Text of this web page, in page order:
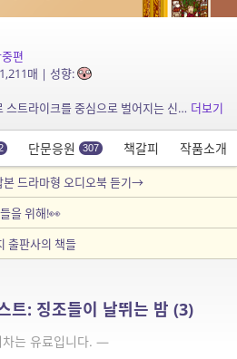
편
매 | 성향:
소개: 시골 마을의 보안관 티르 스트라이크를 중심으로 벌어지는 신비롭고 기상천외한 이야기를 만나다. 명기 바이올린의 감동을 죽여 버리고 마는 악기 살해자 호라이즌을 시작으로, 자살만을 시... 더보기
단문응원 307 책갈피 작품소개
본 드라마형 오디오북 듣기→
을 위해!👀
출판사의 책들
트: 징조들이 날뛰는 밤 (3)
는 유료입니다. —